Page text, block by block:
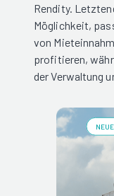
Rendity.
Möglichkeit,
von
profitieren,
der Verwaltung